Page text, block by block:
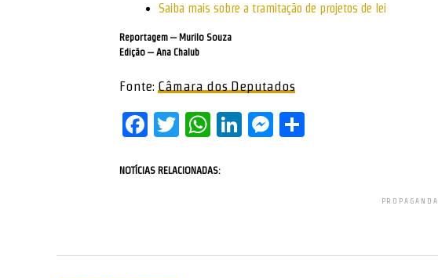
Saiba mais sobre a tramitação de projetos de lei
Reportagem – Murilo Souza
Edição – Ana Chalub
Fonte: Câmara dos Deputados
Facebook
Twitter
WhatsApp
LinkedIn
Messenger
NOTÍCIAS RELACIONADAS:
PROPAGANDA